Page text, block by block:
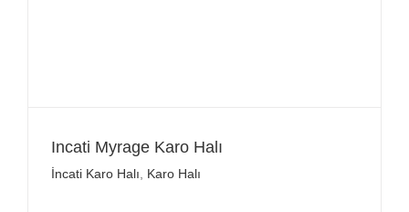
Incati Myrage Karo Halı
İncati Karo Halı, Karo Halı